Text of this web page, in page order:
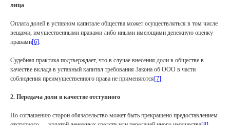
лица
Оплата долей в уставном капитале общества может осуществляться в том числе
вещами, имущественными правами либо иными имеющими денежную оценку
правами[6].
Судебная практика подтверждает, что в случае внесения доли в обществе в
качестве вклада в уставный капитал требования Закона об ООО в части
соблюдения преимущественного права не применяются[7].
2. Передача доли в качестве отступного
По соглашению сторон обязательство может быть прекращено предоставлением